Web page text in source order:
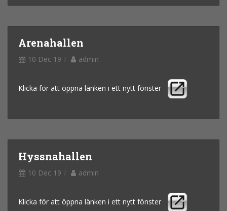
Arenahallen
10 Dec 19 admin
Klicka för att öppna länken i ett nytt fönster
Hyssnahallen
10 Dec 19 admin
Klicka för att öppna länken i ett nytt fönster